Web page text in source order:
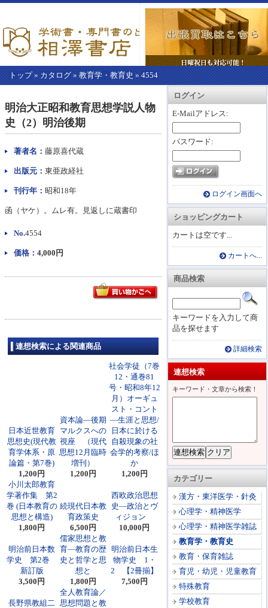
トップ» カタログ » 教育学・教育史 » 4554
カートを見る
ログイン
E-Mailアドレス:
パスワード:
ログイン画面へ
ショッピングカート
カートは空です...
カートへ...
商品検索
キーワードを入力して商
品を探せます
詳細検索
連想検索
キーワード・文章から検索！
カテゴリー
漢方・東洋医学・針灸
心理学・精神医学
心理学・精神医学雑誌
教育学・教育史
教育・保育雑誌
育児・幼児・児童教育
特殊教育
学校教育
こ
か
ら
本
文】
明治大正昭和教育思想学説人物
史（2）明治後期
著者名： 藤原喜代蔵
出版元： 東亜政経社
刊行年： 昭和18年
函（ヤケ）。ムレ有。見返しに蔵書印
No.4554
価格： 4,000円
連想検索による関連商品
日本近世教育
思想史(現代教
育学体系・原
論篇・第7巻)
1,200円
資本論―後期
マルクスへの
視座 （現代
思想12月臨時
増刊）
1,200円
社会学徒（7巻
12・通巻81
号・昭和8年12
月）オーギュ
スト・コント
―生涯と思想/
日本に於ける
自殺現象の社
会学的考察/ほ
か
1,200円
小川太郎教育
学著作集 第2
巻 (日本教育の
思想と構造)
1,800円
続現代日本教
育政策史
6,500円
西欧政治思想
史―政治とヴ
ィジョン
10,000円
明治前日本数
学史 第2巻
新訂版
3,500円
儒家思想と教
育―教育の歴
史と哲学と思
想と
1,800円
明治前日本生
物学史 1・
2 【2冊揃】
7,500円
長野県教組二
全人教育論／
思想問題と教